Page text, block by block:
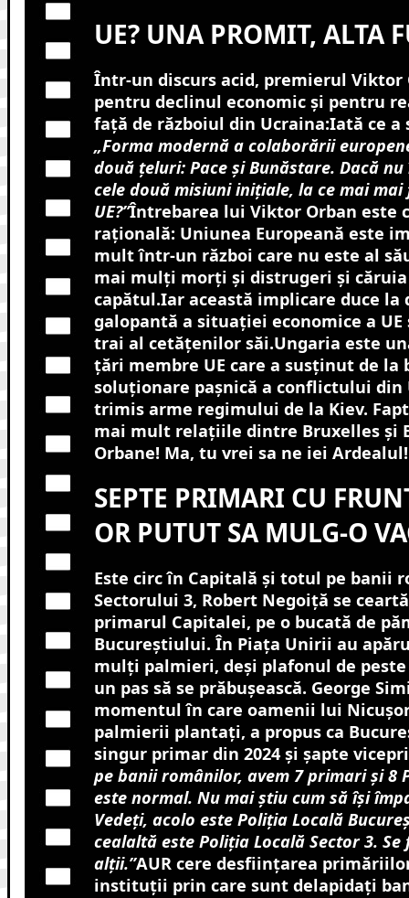
UE? UNA PROMIT, ALTA
Într-un discurs acid, premierul Viktor
pentru declinul economic și pentru
față de războiul din Ucraina:Iată ce a
„Forma modernă a colaborării
două țeluri: Pace și Bunăstare. Dacă
cele două misiuni inițiale, la ce mai mai
UE?”Întrebarea lui Viktor Orban este
rațională: Uniunea Europeană este
mult într-un război care nu este al
mai mulți morți și distrugeri și
capătul.Iar această implicare duce la
galopantă a situației economice a
trai al cetățenilor săi.Ungaria este
țări membre UE care a susținut de la
soluționare pașnică a conflictului din
trimis arme regimului de la Kiev.
mai mult relațiile dintre Bruxelles și
Orbane! Ma, tu vrei sa ne iei Ardealul!
SEPTE PRIMARI CU
OR PUTUT SA MULG-O
Este circ în Capitală și totul pe banii
Sectorului 3, Robert Negoiță se
primarul Capitalei, pe o bucată de
Bucureștiului. În Piața Unirii au
mulți palmieri, deși plafonul de
un pas să se prăbușească. George
momentul în care oamenii lui
palmierii plantați, a propus ca
singur primar din 2024 și șapte
pe banii românilor, avem 7 primari și 8
este normal. Nu mai știu cum să își
Vedeți, acolo este Poliția Locală
cealaltă este Poliția Locală Sector 3. Se
alții.”AUR cere desființarea
instituții prin care sunt delapidați